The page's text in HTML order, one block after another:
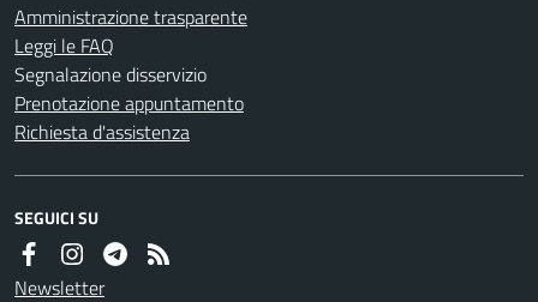
Amministrazione trasparente
Leggi le FAQ
Segnalazione disservizio
Prenotazione appuntamento
Richiesta d'assistenza
SEGUICI SU
Newsletter